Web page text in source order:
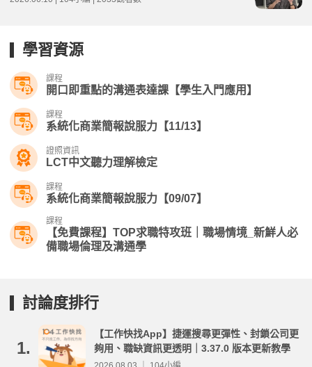
學習資源
課程
開口即重點的溝通表達課【學生入門應用】
課程
系統化商業簡報說服力【11/13】
證照資訊
LCT中文聽力理解檢定
課程
系統化商業簡報說服力【09/07】
課程
【免費課程】TOP求職特攻班｜職場情境_新鮮人必
備職場倫理及溝通學
討論度排行
1.
【工作快找App】捷運搜尋更彈性、封鎖公司更
夠用、職缺資訊更透明｜3.37.0 版本更新教學